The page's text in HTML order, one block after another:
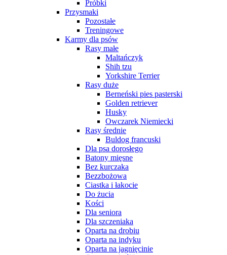
Próbki
Przysmaki
Pozostałe
Treningowe
Karmy dla psów
Rasy małe
Maltańczyk
Shih tzu
Yorkshire Terrier
Rasy duże
Berneński pies pasterski
Golden retriever
Husky
Owczarek Niemiecki
Rasy średnie
Buldog francuski
Dla psa dorosłego
Batony mięsne
Bez kurczaka
Bezzbożowa
Ciastka i łakocie
Do żucia
Kości
Dla seniora
Dla szczeniaka
Oparta na drobiu
Oparta na indyku
Oparta na jagnięcinie